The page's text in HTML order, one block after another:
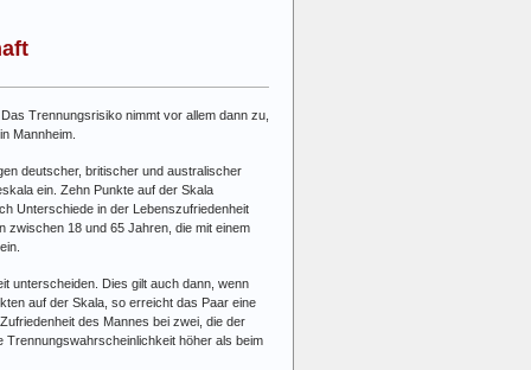
Trennungsrisiko nimmt vor allem dann zu,
Mannheim.
deutscher, britischer und australischer
ein. Zehn Punkte auf der Skala
Unterschiede in der Lebenszufriedenheit
zwischen 18 und 65 Jahren, die mit einem
unterscheiden. Dies gilt auch dann, wenn
auf der Skala, so erreicht das Paar eine
des Mannes bei zwei, die der
Trennungswahrscheinlichkeit höher als beim